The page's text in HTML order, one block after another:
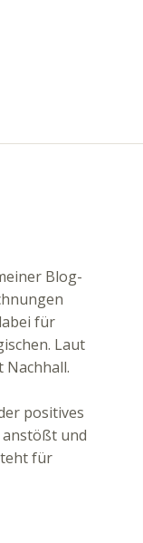
Blog-
für
Laut
Nachhall.
positives
und
für